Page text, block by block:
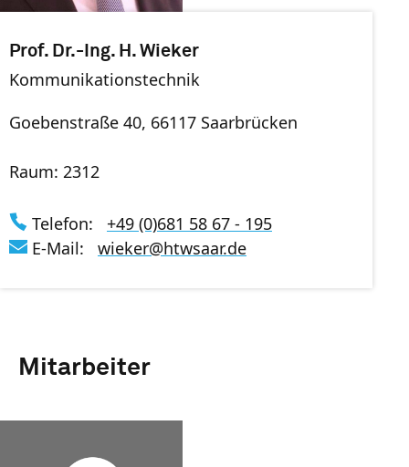
Prof. Dr.-Ing. H. Wieker
Kommunikationstechnik
Goebenstraße 40, 66117 Saarbrücken
Raum: 2312
Telefon:
+49 (0)681 58 67 - 195
E-Mail:
wieker@htwsaar.de
Mitarbeiter